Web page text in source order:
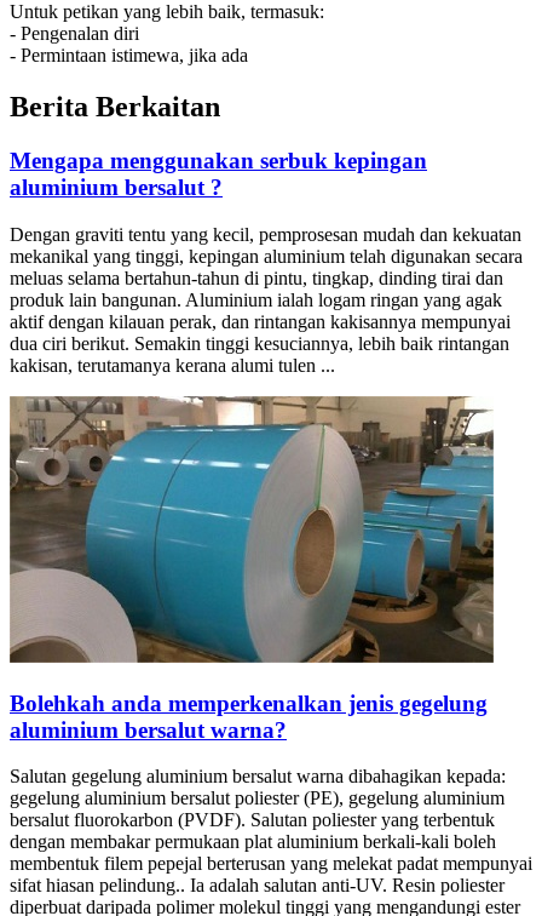
Untuk petikan yang lebih baik, termasuk:
- Pengenalan diri
- Permintaan istimewa, jika ada
Berita Berkaitan
Mengapa menggunakan serbuk kepingan
aluminium bersalut ?
Dengan graviti tentu yang kecil, pemprosesan mudah dan kekuatan
mekanikal yang tinggi, kepingan aluminium telah digunakan secara
meluas selama bertahun-tahun di pintu, tingkap, dinding tirai dan
produk lain bangunan. Aluminium ialah logam ringan yang agak
aktif dengan kilauan perak, dan rintangan kakisannya mempunyai
dua ciri berikut. Semakin tinggi kesuciannya, lebih baik rintangan
kakisan, terutamanya kerana alumi tulen ...
Bolehkah anda memperkenalkan jenis gegelung
aluminium bersalut warna?
Salutan gegelung aluminium bersalut warna dibahagikan kepada:
gegelung aluminium bersalut poliester (PE), gegelung aluminium
bersalut fluorokarbon (PVDF). Salutan poliester yang terbentuk
dengan membakar permukaan plat aluminium berkali-kali boleh
membentuk filem pepejal berterusan yang melekat padat mempunyai
sifat hiasan pelindung.. Ia adalah salutan anti-UV. Resin poliester
diperbuat daripada polimer molekul tinggi yang mengandungi ester